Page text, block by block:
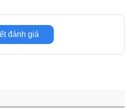
đánh giá